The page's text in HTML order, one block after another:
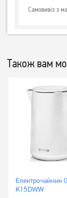
Самовивіз з
Також вам
Електрочайник
K15DWW